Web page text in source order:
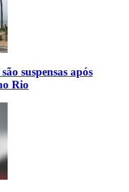
suspensas após
Rio